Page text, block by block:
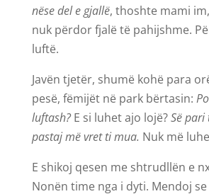
nëse del e gjallë, thoshte mami
nuk përdor fjalë të pahijshme.
luftë.
Javën tjetër, shumë kohë para
pesë, fëmijët në park bërtasin:
luftash?E si luhet ajo lojë?Së pari
pastaj më vret ti mua. Nuk më
E shikoj qesen me shtrudllën e
Nonën time nga i dyti. Mendoj